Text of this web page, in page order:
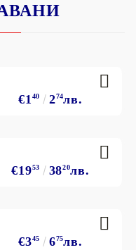
€1 40 274лв.
€1953 3820лв.
€345 675лв.